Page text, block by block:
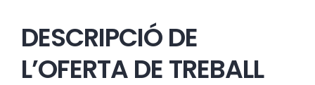
Àrea privada
DESCRIPCIÓ DE
L’OFERTA DE TREBALL